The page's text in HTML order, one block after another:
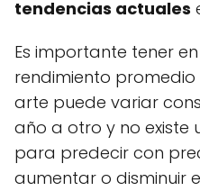
tendencias actuales
Es importante tener
rendimiento promedio
arte puede variar
año a otro y no
para predecir con
aumentar o disminuir